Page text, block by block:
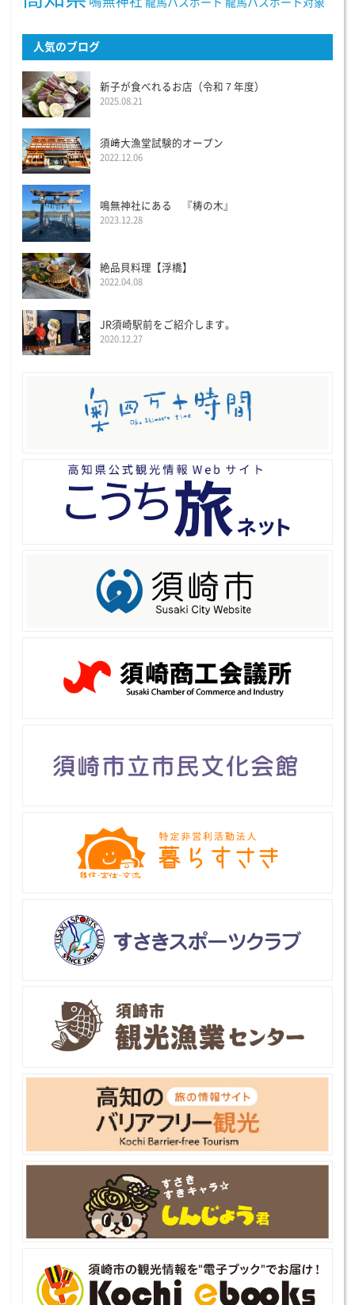
龍馬パスポート 龍馬パスポート対象
人気のブログ
新子が食べれるお店（令和７年度）
2025.08.21
須﨑大漁堂試験的オープン
2022.12.06
鳴無神社にある 『梼の木』
2023.12.28
絶品貝料理【浮橋】
2022.04.08
JR須崎駅前をご紹介します。
2020.12.27